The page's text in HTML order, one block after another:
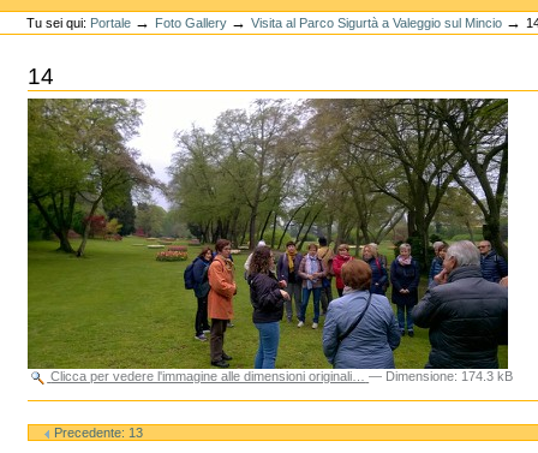
personali
Tu sei qui: Portale → Foto Gallery →Visita al Parco Sigurtà a Valeggio sul Mincio →
14
Clicca per vedere l'immagine alle dimensioni originali… — Dimensione: 174.3 kB
sul
documento
Precedente: 13